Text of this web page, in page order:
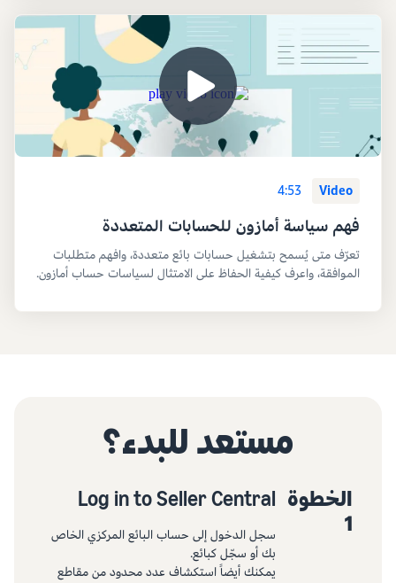
Video
4:53
فهم سياسة أمازون للحسابات المتعددة
تعرّف متى يُسمح بتشغيل حسابات بائع متعددة، وافهم متطلبات
الموافقة، واعرف كيفية الحفاظ على الامتثال لسياسات حساب أمازون.
مستعد للبدء؟
الخطوة
1
Log in to Seller Central
سجل الدخول إلى حساب البائع المركزي الخاص
بك أو سجّل كبائع.
يمكنك أيضاً استكشاف عدد محدود من مقاطع